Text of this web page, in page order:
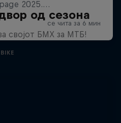
од сезона
својот БМХ за МТБ!
BIKE